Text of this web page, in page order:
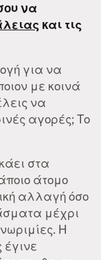
να
και τις
για να
με κοινά
να
αγορές; Το
στα
άτομο
αλλαγή όσο
μέχρι
Η
έγινε